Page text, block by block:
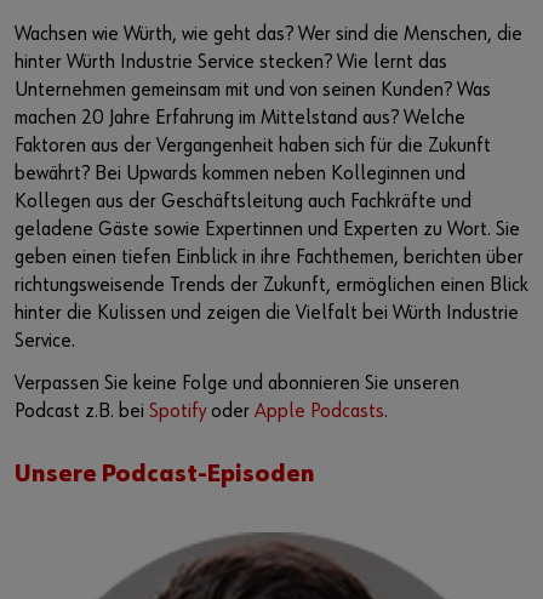
oder
Sie möchten sich im Online-Shop registrieren?
In nur drei Schritten können Sie sich registrieren und alle
Funktionen des Online-Shops nutzen.
Verkauf nur an Gewerbetreibende
Jetzt Registrieren
Vor Ort einkaufen
Referenzen
Beratung
Fahrzeugeinrichtung
Sonder- und Zeichnungsteile
Produktserie W.TEC®
Luft- und Raumfahrt
Küchen- und Möbelindustrie
Fertighausbau
Events & Messen
Engagement
Ausstellung Führungskultur
Presse
Podcast
Start-Ups
Download
Wachsen wie Würth, wie geht das? Wer sind die Menschen, die
hinter Würth Industrie Service stecken? Wie lernt das
Unternehmen gemeinsam mit und von seinen Kunden? Was
machen 20 Jahre Erfahrung im Mittelstand aus? Welche
Faktoren aus der Vergangenheit haben sich für die Zukunft
bewährt? Bei Upwards kommen neben Kolleginnen und
Kollegen aus der Geschäftsleitung auch Fachkräfte und
geladene Gäste sowie Expertinnen und Experten zu Wort. Sie
geben einen tiefen Einblick in ihre Fachthemen, berichten über
richtungsweisende Trends der Zukunft, ermöglichen einen Blick
hinter die Kulissen und zeigen die Vielfalt bei Würth Industrie
Service.
Verpassen Sie keine Folge und abonnieren Sie unseren
Podcast z.B. bei Spotifyoder Apple Podcasts.
Unsere Podcast-Episoden